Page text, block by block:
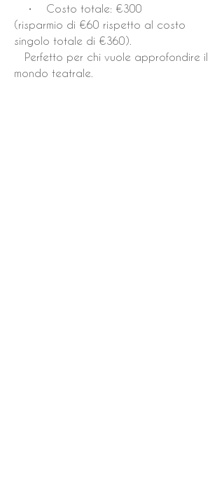
• Costo totale: €300
(risparmio di €60 rispetto al costo
singolo totale di €360).
Perfetto per chi vuole approfondire il
mondo teatrale.